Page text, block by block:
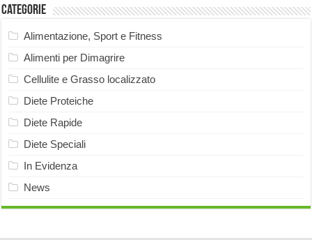
Categorie
Alimentazione, Sport e Fitness
Alimenti per Dimagrire
Cellulite e Grasso localizzato
Diete Proteiche
Diete Rapide
Diete Speciali
In Evidenza
News